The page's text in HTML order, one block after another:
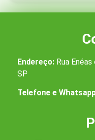
Endereço: Rua
SP
Telefone e